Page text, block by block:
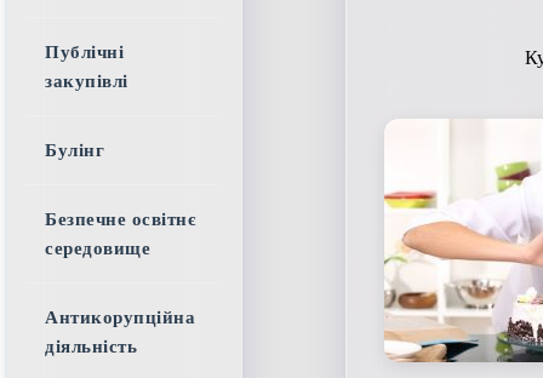
Публічні
закупівлі
Булінг
Безпечне освітнє
середовище
Антикорупційна
діяльність